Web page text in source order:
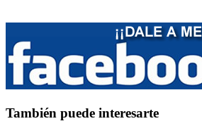
También puede interesarte